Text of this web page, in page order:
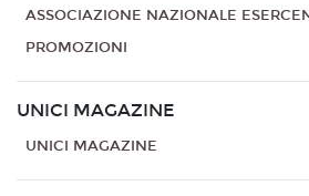
ASSOCIAZIONE NAZIONALE
PROMOZIONI
UNICI MAGAZINE
UNICI MAGAZINE